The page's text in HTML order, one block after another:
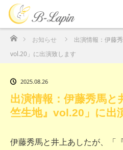
ホームお知らせ
出演情報：伊藤
vol.20」に出演致します
2025.08.26
出演情報：伊藤秀馬
竺生地』vol.20」に出
伊藤秀馬と井上あしたが、「